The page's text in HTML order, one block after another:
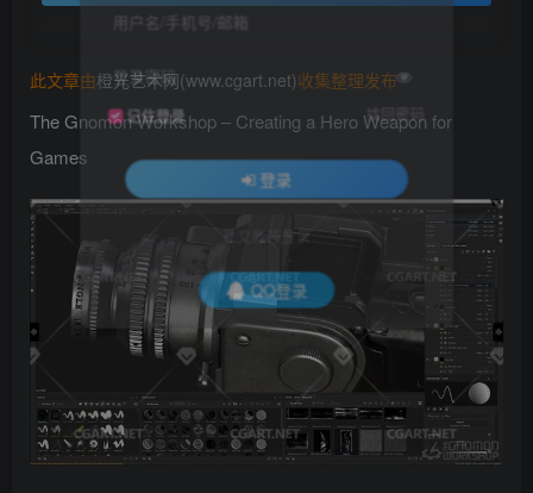
此文章由橙光艺术网(www.cgart.net)收集整理发布
The Gnomon Workshop – Creating a Hero Weapon for
Games
用户名/手机号/邮箱
登录密码
记住登录 找回密码
登录
社交账号登录
QQ登录